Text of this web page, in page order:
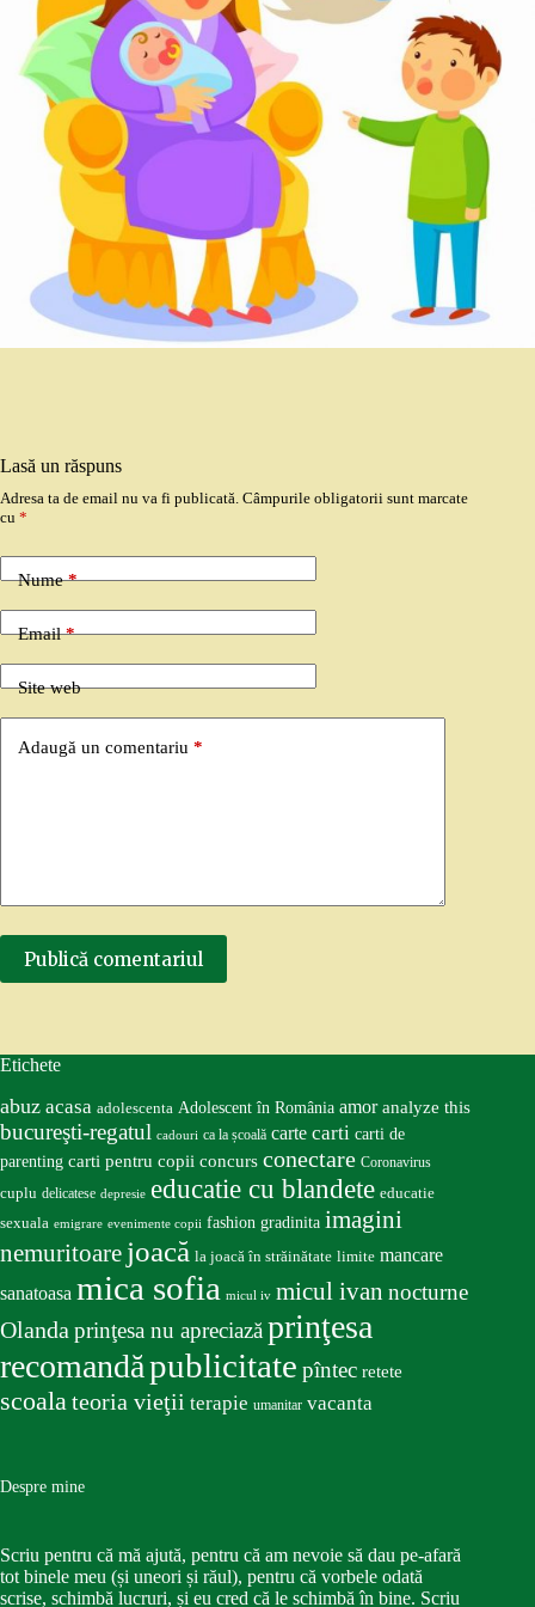
Lasă un răspuns
Adresa ta de email nu va fi publicată. Câmpurile obligatorii sunt marcate
cu *
Nume*
Email*
Site web
Adaugă un comentariu *
Publică comentariul
Etichete
abuz acasa adolescenta Adolescent în România amor analyze this
bucureşti-regatul cadouri ca la școală carte carti carti de
parenting carti pentru copii concurs conectare Coronavirus
cuplu delicatese depresie educatie cu blandete educatie
sexuala emigrare evenimente copii fashion gradinita imagini
nemuritoare joacă la joacă în străinătate limite mancare
sanatoasa mica sofia micul iv micul ivan nocturne
Olandaprinţesa nu apreciazăprinţesa
recomandăpublicitate pîntec retete
scoalateoria vieţii terapie umanitar vacanta
Despre mine
Scriu pentru că mă ajută, pentru că am nevoie să dau pe-afară
tot binele meu (și uneori și răul), pentru că vorbele odată
scrise, schimbă lucruri, și eu cred că le schimbă în bine. Scriu